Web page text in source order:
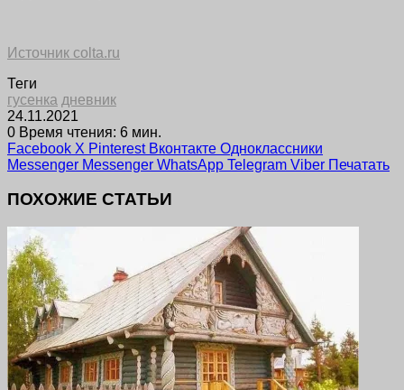
Источник colta.ru
Теги
гусенка дневник
24.11.2021
0 Время чтения: 6 мин.
Facebook X Pinterest Вконтакте Одноклассники
Messenger Messenger WhatsApp Telegram Viber Печатать
ПОХОЖИЕ СТАТЬИ